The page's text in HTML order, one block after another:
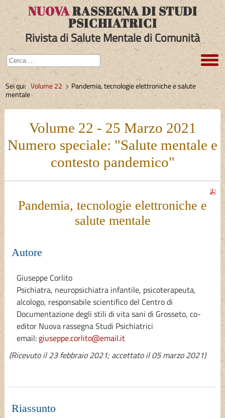
NUOVARASSEGNA DI STUDI
PSICHIATRICI
Rivista di Salute Mentale di Comunità
Sei qui:Volume 22
Pandemia, tecnologie elettroniche e salute
mentale
Volume 22 - 25 Marzo 2021
Numero speciale: "Salute mentale e
contesto pandemico"
Pandemia, tecnologie elettroniche e
salute mentale
Autore
Giuseppe Corlito
Psichiatra, neuropsichiatra infantile, psicoterapeuta,
alcologo, responsabile scientifico del Centro di
Documentazione degli stili di vita sani di Grosseto, co-
editor Nuova rassegna Studi Psichiatrici
email: giuseppe.corlito@email.it
(Ricevuto il 23 febbraio 2021; accettato il 05 marzo 2021)
Riassunto